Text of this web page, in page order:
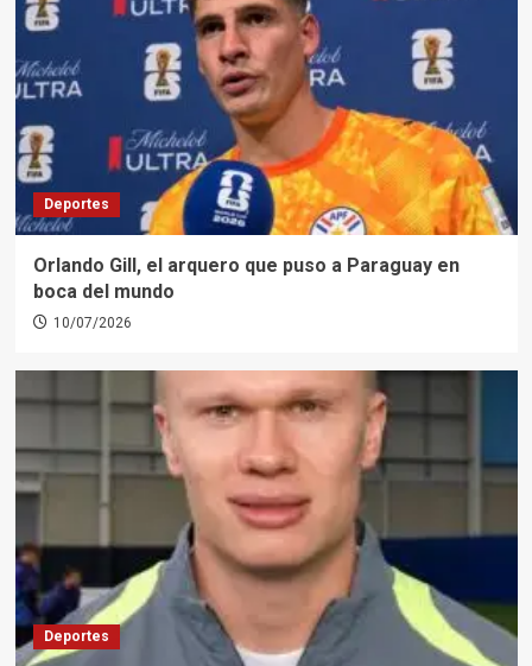
Deportes
Orlando Gill, el arquero que puso a Paraguay en
boca del mundo
10/07/2026
Deportes